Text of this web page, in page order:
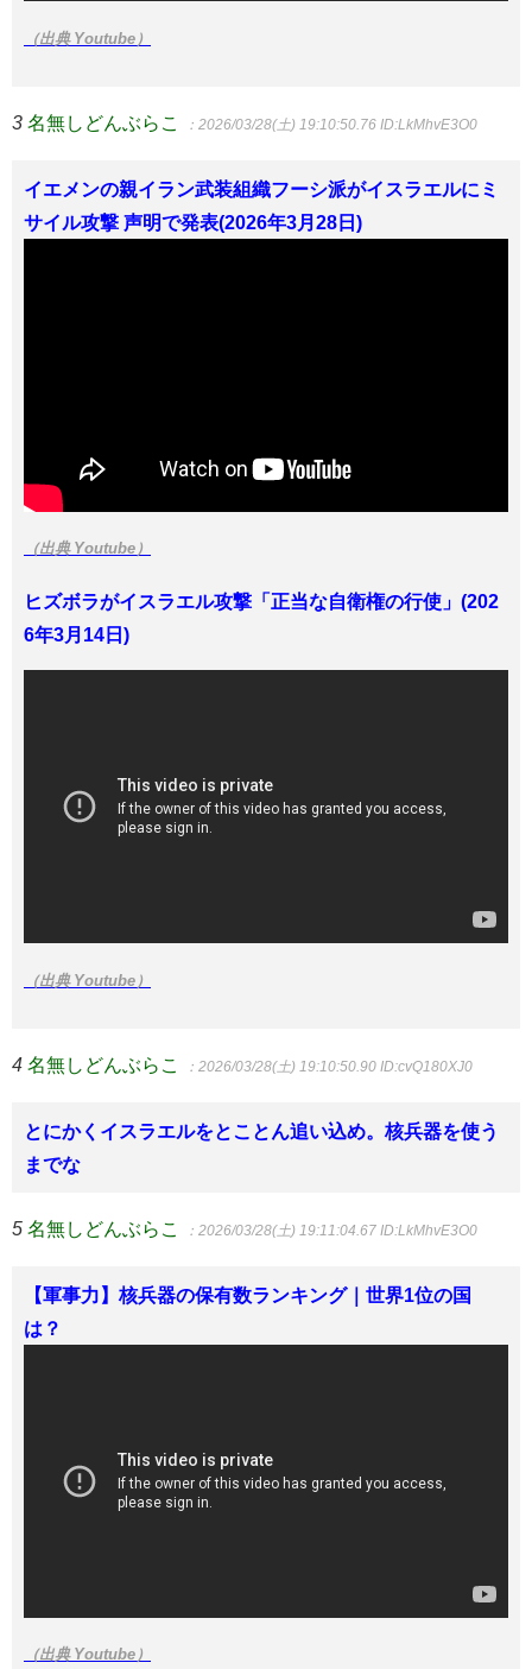
（出典 Youtube）
3 名無しどんぶらこ ：2026/03/28(土) 19:10:50.76 ID:LkMhvE3O0
イエメンの親イラン武装組織フーシ派がイスラエルにミ
サイル攻撃 声明で発表(2026年3月28日)
（出典 Youtube）
ヒズボラがイスラエル攻撃「正当な自衛権の行使」(202
6年3月14日)
（出典 Youtube）
4 名無しどんぶらこ ：2026/03/28(土) 19:10:50.90 ID:cvQ180XJ0
とにかくイスラエルをとことん追い込め。核兵器を使う
までな
5 名無しどんぶらこ ：2026/03/28(土) 19:11:04.67 ID:LkMhvE3O0
【軍事力】核兵器の保有数ランキング｜世界1位の国
は？
（出典 Youtube）